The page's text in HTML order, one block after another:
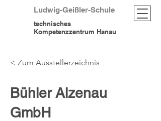
Ludwig-Geißler-Schule
technisches
Kompetenzzentrum Hanau
< Zum Ausstellerzeichnis
Bühler Alzenau
GmbH